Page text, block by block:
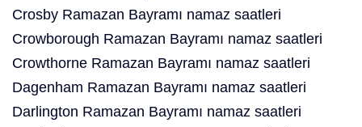
Crosby Ramazan Bayramı namaz saatleri
Crowborough Ramazan Bayramı namaz saatleri
Crowthorne Ramazan Bayramı namaz saatleri
Dagenham Ramazan Bayramı namaz saatleri
Darlington Ramazan Bayramı namaz saatleri